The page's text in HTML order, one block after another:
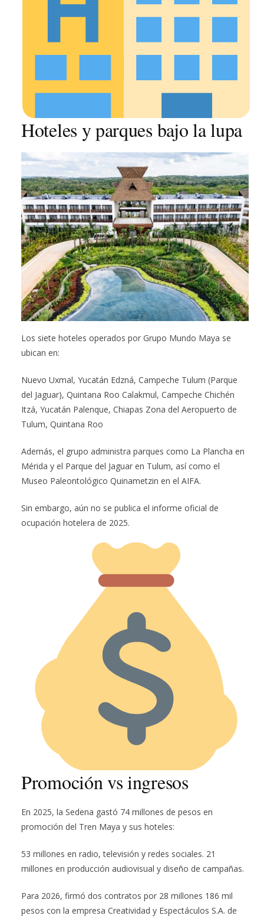
Hoteles y parques bajo la lupa
Los siete hoteles operados por Grupo Mundo Maya se
ubican en:
Nuevo Uxmal, Yucatán Edzná, Campeche Tulum (Parque
del Jaguar), Quintana Roo Calakmul, Campeche Chichén
Itzá, Yucatán Palenque, Chiapas Zona del Aeropuerto de
Tulum, Quintana Roo
Además, el grupo administra parques como La Plancha en
Mérida y el Parque del Jaguar en Tulum, así como el
Museo Paleontológico Quinametzin en el AIFA.
Sin embargo, aún no se publica el informe oficial de
ocupación hotelera de 2025.
Promoción vs ingresos
En 2025, la Sedena gastó 74 millones de pesos en
promoción del Tren Maya y sus hoteles:
53 millones en radio, televisión y redes sociales. 21
millones en producción audiovisual y diseño de campañas.
Para 2026, firmó dos contratos por 28 millones 186 mil
pesos con la empresa Creatividad y Espectáculos S.A. de